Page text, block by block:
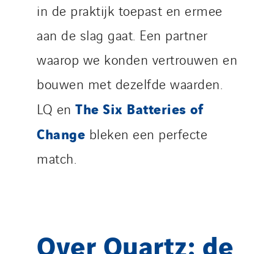
in de praktijk toepast en ermee
aan de slag gaat. Een partner
waarop we konden vertrouwen en
bouwen met dezelfde waarden.
LQ en The Six Batteries of
Change bleken een perfecte
match.
Over Quartz: de